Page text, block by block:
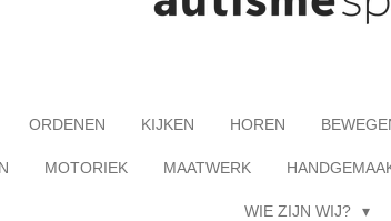
ORDENEN KIJKEN HOREN
MOTORIEK MAATWERK
WIE ZIJN WIJ?